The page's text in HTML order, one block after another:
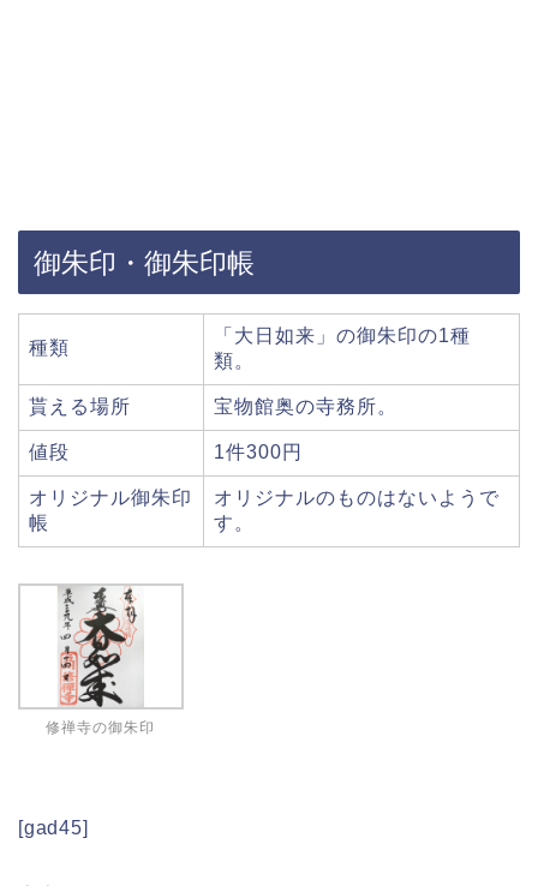
御朱印・御朱印帳
種類
「大日如来」の御朱印の1種
類。
貰える場所 宝物館奥の寺務所。
値段 1件300円
オリジナル御朱印
帳
オリジナルのものはないようで
す。
修禅寺の御朱印
[gad45]